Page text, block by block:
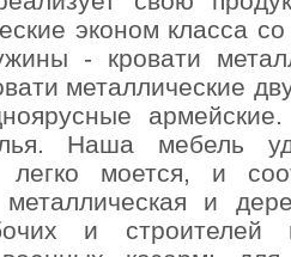
эконом класса
- кровати
металлические
Наша мебель
легко моется, и
и
и строителей